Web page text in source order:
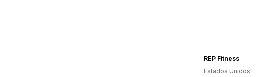
REP Fitness
Estados Unidos